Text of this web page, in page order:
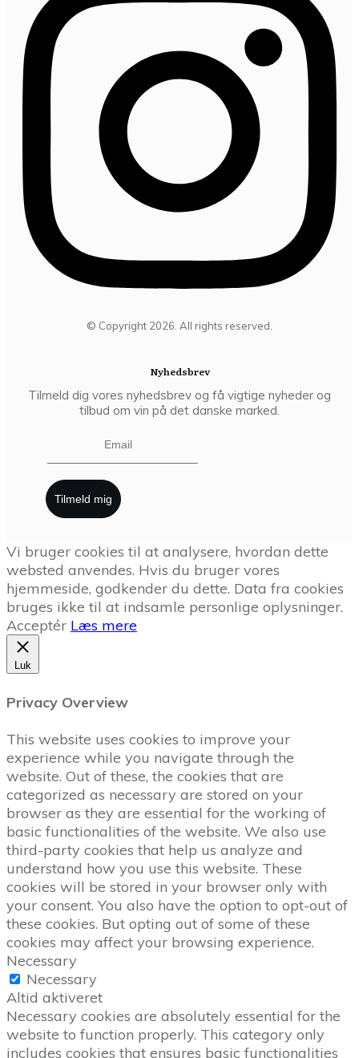
© Copyright 2026 . All rights reserved.
Nyhedsbrev
Tilmeld dig vores nyhedsbrev og få vigtige nyheder og
tilbud om vin på det danske marked.
Tilmeld mig
Vi bruger cookies til at analysere, hvordan dette
websted anvendes. Hvis du bruger vores
hjemmeside, godkender du dette. Data fra cookies
bruges ikke til at indsamle personlige oplysninger.
Acceptér Læs mere
Luk
Privacy Overview
This website uses cookies to improve your
experience while you navigate through the
website. Out of these, the cookies that are
categorized as necessary are stored on your
browser as they are essential for the working of
basic functionalities of the website. We also use
third-party cookies that help us analyze and
understand how you use this website. These
cookies will be stored in your browser only with
your consent. You also have the option to opt-out of
these cookies. But opting out of some of these
cookies may affect your browsing experience.
Necessary
Necessary
Altid aktiveret
Necessary cookies are absolutely essential for the
website to function properly. This category only
includes cookies that ensures basic functionalities